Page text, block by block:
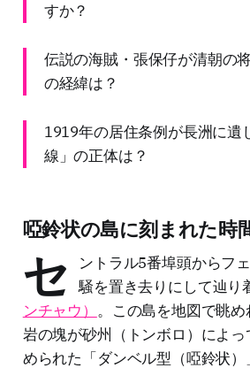
すか？
伝説の海賊・張保仔が清朝の
の経緯は？
1919年の居住条例が長洲に遺
線」の正体は？
啞鈴状の島に刻まれた時
セ
ントラル5番埠頭からフ
騒を置き去りにして辿り
ンチャウ） 。この島を地図で眺
岩の塊が砂州（トンボロ）によ
められた「ダンベル型（啞鈴状